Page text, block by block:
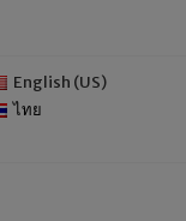
English (US)
ไทย